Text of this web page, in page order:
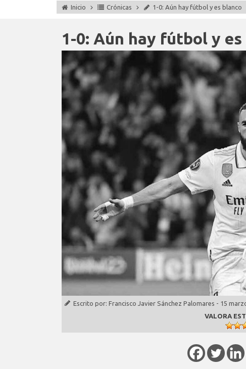
Inicio Crónicas 1-0: Aún hay fútbol y es blanco
1-0: Aún hay fútbol y es
Escrito por: Francisco Javier Sánchez Palomares - 15
VALORA